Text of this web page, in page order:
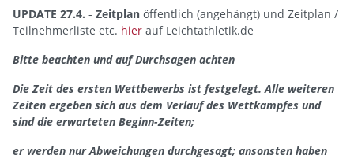
UPDATE 27.4. - Zeitplan öffentlich (angehängt) und Zeitplan /
Teilnehmerliste etc. hier auf Leichtathletik.de
Bitte beachten und auf Durchsagen achten
Die Zeit des ersten Wettbewerbs ist festgelegt. Alle weiteren
Zeiten ergeben sich aus dem Verlauf des Wettkampfes und
sind die erwarteten Beginn-Zeiten;
er werden nur Abweichungen durchgesagt; ansonsten haben